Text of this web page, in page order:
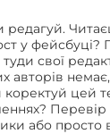
редагуй.
у фейсбуці?
свої
авторів
цей
Перевір
або просто